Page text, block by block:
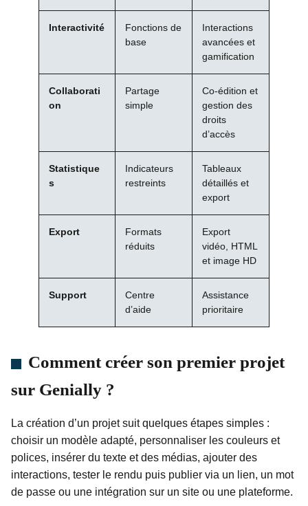
Interactivité
Fonctions de
base
Interactions
avancées et
gamification
Collaborati
on
Partage
simple
Co-édition et
gestion des
droits
d’accès
Statistique
s
Indicateurs
restreints
Tableaux
détaillés et
export
Export
Formats
réduits
Export
vidéo, HTML
et image HD
Support
Centre
d’aide
Assistance
prioritaire
Comment créer son premier projet
sur Genially ?
La création d’un projet suit quelques étapes simples :
choisir un modèle adapté, personnaliser les couleurs et
polices, insérer du texte et des médias, ajouter des
interactions, tester le rendu puis publier via un lien, un mot
de passe ou une intégration sur un site ou une plateforme.